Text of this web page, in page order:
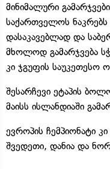
მინიმალური
საქართველოს
დასაკავებლად და
მხოლოდ გამარჯვება
კი ჯგუფის საუკეთესო
შესარჩევი ეტაპის
მაისს ისლანდიაში
ევროპის ჩემპიონატი
შვედეთი, დანია და